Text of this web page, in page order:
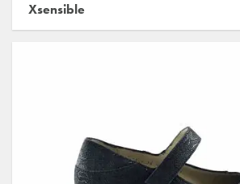
Xsensible